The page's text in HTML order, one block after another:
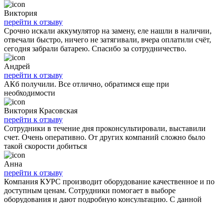
Виктория
перейти к отзыву
Срочно искали аккумулятор на замену, еле нашли в наличии,
отвечали быстро, ничего не затягивали, вчера оплатили счёт,
сегодня забрали батарею. Спасибо за сотрудничество.
Андрей
перейти к отзыву
АКб получили. Все отлично, обратимся еще при
необходимости
Виктория Красовская
перейти к отзыву
Сотрудники в течение дня проконсультировали, выставили
счет. Очень оперативно. От других компаний сложно было
такой скорости добиться
Анна
перейти к отзыву
Компания КУРС производит оборудование качественное и по
доступным ценам. Сотрудники помогает в выборе
оборудования и дают подробную консультацию. С данной